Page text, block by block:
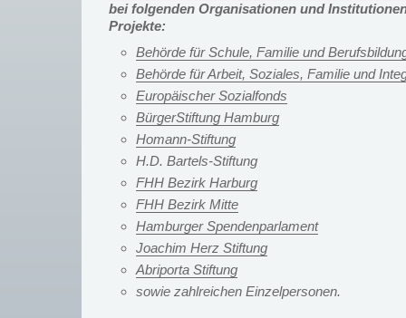
bei folgenden Organisationen und
Projekte:
Behörde für Schule, Familie und
Behörde für Arbeit, Soziales, Familie und
Europäischer Sozialfonds
BürgerStiftung Hamburg
Homann-Stiftung
H.D. Bartels-Stiftung
FHH Bezirk Harburg
FHH Bezirk Mitte
Hamburger Spendenparlament
Joachim Herz Stiftung
Abriporta Stiftung
sowie zahlreichen Einzelpersonen.